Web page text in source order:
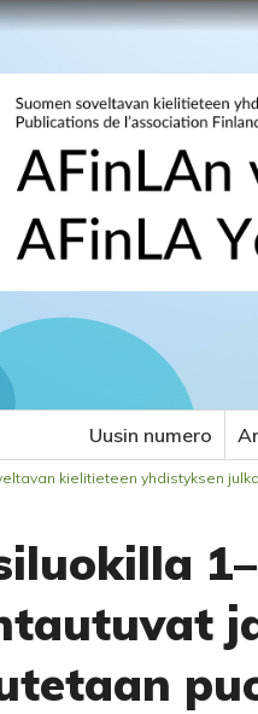
Uusin numero
kielitieteen yhdistyksen